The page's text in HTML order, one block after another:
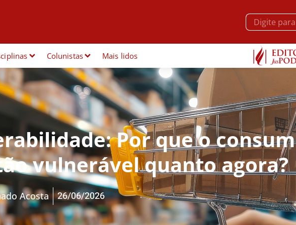
Colunistas Mais lidos
Por que o
vulnerável quanto agora?
Acosta 26/06/2026